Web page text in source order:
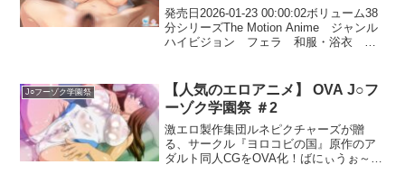
Anime
発売日2026-01-23 00:00:02ボリューム38
分シリーズThe Motion Anime ジャンル
ハイビジョン フェラ 和服・浴衣
WORLDPG ANI...
J○フーゾク学園祭
【人気のエロアニメ】 OVA J○フ
ーゾク学園祭 ＃2
激エロ製作集団ルネピクチャーズが贈
る、サークル『ヨロコビの国』原作のア
ダルト同人CGをOVA化！ばにぃうぉ～か